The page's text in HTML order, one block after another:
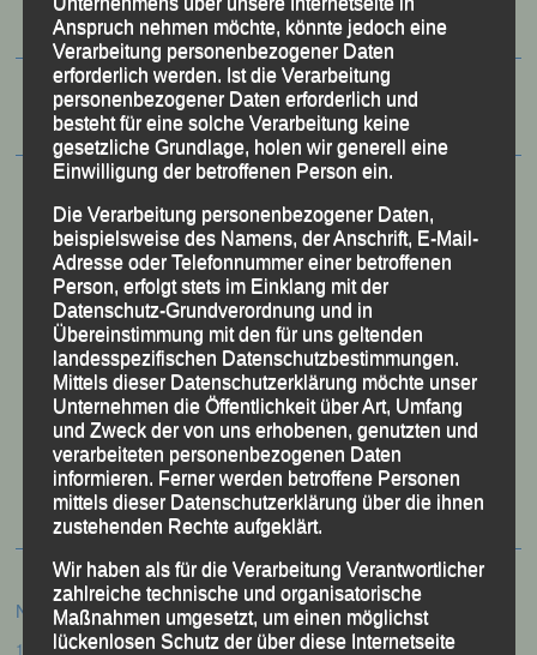
50 Jahre LG Passau
Festzschrift
Neueste Beiträge
15. Pörndorfer Sommernachtslauf – Pörndorf, 01.08.2026
Anspruch nehmen möchte, könnte jedoch eine
Verarbeitung personenbezogener Daten
erforderlich werden. Ist die Verarbeitung
personenbezogener Daten erforderlich und
besteht für eine solche Verarbeitung keine
gesetzliche Grundlage, holen wir generell eine
Einwilligung der betroffenen Person ein.
Die Verarbeitung personenbezogener Daten,
beispielsweise des Namens, der Anschrift, E-Mail-
Adresse oder Telefonnummer einer betroffenen
Person, erfolgt stets im Einklang mit der
Datenschutz-Grundverordnung und in
Übereinstimmung mit den für uns geltenden
landesspezifischen Datenschutzbestimmungen.
Mittels dieser Datenschutzerklärung möchte unser
Unternehmen die Öffentlichkeit über Art, Umfang
und Zweck der von uns erhobenen, genutzten und
verarbeiteten personenbezogenen Daten
informieren. Ferner werden betroffene Personen
mittels dieser Datenschutzerklärung über die ihnen
zustehenden Rechte aufgeklärt.
Wir haben als für die Verarbeitung Verantwortlicher
zahlreiche technische und organisatorische
Maßnahmen umgesetzt, um einen möglichst
lückenlosen Schutz der über diese Internetseite